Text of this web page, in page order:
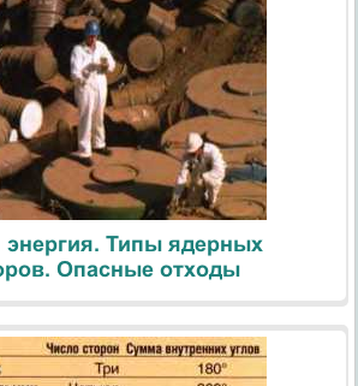
энергия. Типы ядерных
Опасные отходы